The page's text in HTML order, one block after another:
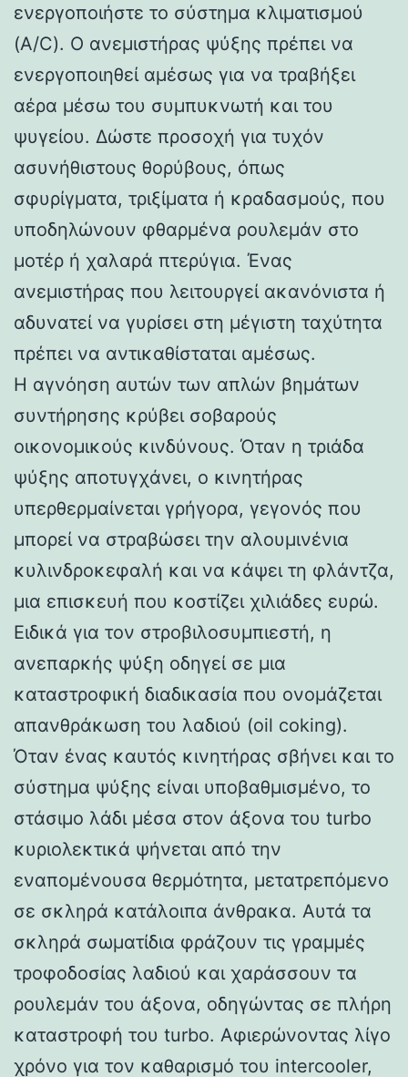
ενεργοποιήστε το σύστημα κλιματισμού
(A/C). Ο ανεμιστήρας ψύξης πρέπει να
ενεργοποιηθεί αμέσως για να τραβήξει
αέρα μέσω του συμπυκνωτή και του
ψυγείου. Δώστε προσοχή για τυχόν
ασυνήθιστους θορύβους, όπως
σφυρίγματα, τριξίματα ή κραδασμούς, που
υποδηλώνουν φθαρμένα ρουλεμάν στο
μοτέρ ή χαλαρά πτερύγια. Ένας
ανεμιστήρας που λειτουργεί ακανόνιστα ή
αδυνατεί να γυρίσει στη μέγιστη ταχύτητα
πρέπει να αντικαθίσταται αμέσως.
Η αγνόηση αυτών των απλών βημάτων
συντήρησης κρύβει σοβαρούς
οικονομικούς κινδύνους. Όταν η τριάδα
ψύξης αποτυγχάνει, ο κινητήρας
υπερθερμαίνεται γρήγορα, γεγονός που
μπορεί να στραβώσει την αλουμινένια
κυλινδροκεφαλή και να κάψει τη φλάντζα,
μια επισκευή που κοστίζει χιλιάδες ευρώ.
Ειδικά για τον στροβιλοσυμπιεστή, η
ανεπαρκής ψύξη οδηγεί σε μια
καταστροφική διαδικασία που ονομάζεται
απανθράκωση του λαδιού (oil coking).
Όταν ένας καυτός κινητήρας σβήνει και το
σύστημα ψύξης είναι υποβαθμισμένο, το
στάσιμο λάδι μέσα στον άξονα του turbo
κυριολεκτικά ψήνεται από την
εναπομένουσα θερμότητα, μετατρεπόμενο
σε σκληρά κατάλοιπα άνθρακα. Αυτά τα
σκληρά σωματίδια φράζουν τις γραμμές
τροφοδοσίας λαδιού και χαράσσουν τα
ρουλεμάν του άξονα, οδηγώντας σε πλήρη
καταστροφή του turbo. Αφιερώνοντας λίγο
χρόνο για τον καθαρισμό του intercooler,